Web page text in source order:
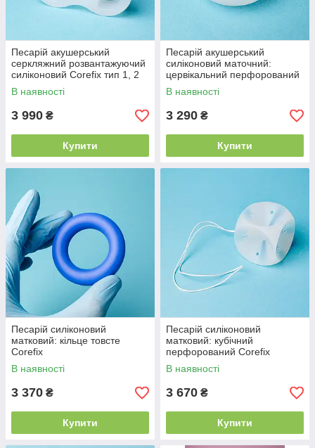
Песарій акушерський
серкляжний розвантажуючий
силіконовий Corefix тип 1, 2
В наявності
3 990 ₴
Купити
Песарій акушерський
силіконовий маточний:
цервікальний перфорований
Corefix
В наявності
3 290 ₴
Купити
Песарій силіконовий
матковий: кільце товсте
Corefix
В наявності
3 370 ₴
Купити
Песарій силіконовий
матковий: кубічний
перфорований Corefix
В наявності
3 670 ₴
Купити